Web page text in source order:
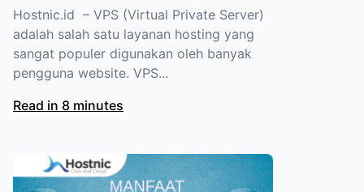
Hostnic.id – VPS (Virtual Private Server)
adalah salah satu layanan hosting yang
sangat populer digunakan oleh banyak
pengguna website. VPS...
Read in 8 minutes